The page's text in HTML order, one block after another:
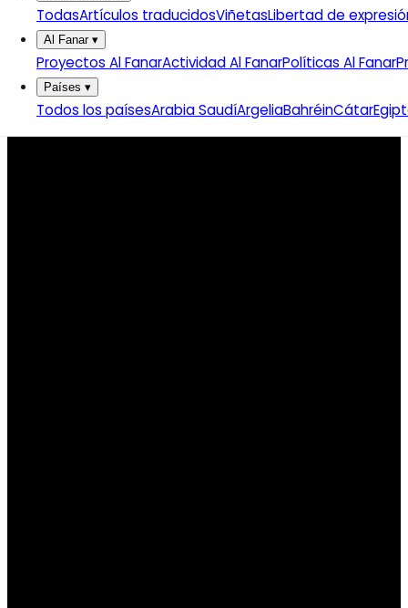
TodasArtículos traducidosViñetasLibertad de
Al Fanar ▾
Proyectos Al FanarActividad Al FanarPolíticas Al Fanar
Países ▾
Todos los paísesArabia SaudíArgeliaBahréinCátar